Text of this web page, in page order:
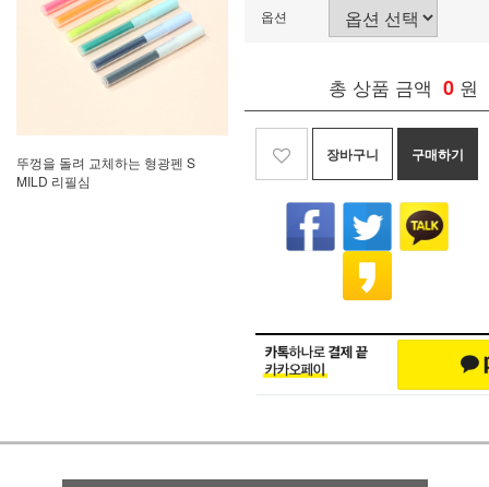
뚜껑을 돌려 교체하는 형광펜 S
MILD 리필심
옵션
총 상품 금액 0 원
장바구니 구매하기